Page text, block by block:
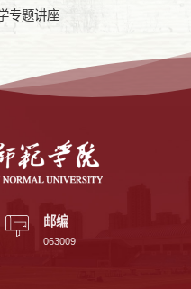
专题讲座
邮编
063009